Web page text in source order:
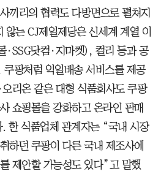
끼리의 협력도 다방면으로 펼쳐지
않는 CJ제일제당은 신세계 계열 이
·SSG닷컴·지마켓), 컬리 등과 공
팡처럼 익일배송 서비스를 제공
리온 같은 대형 식품회사도 쿠팡
쇼핑몰을 강화하고 온라인 판매
한 식품업체 관계자는 “국내 시장
하던 쿠팡이 다른 국내 제조사에
제안할 가능성도 있다”고 말했